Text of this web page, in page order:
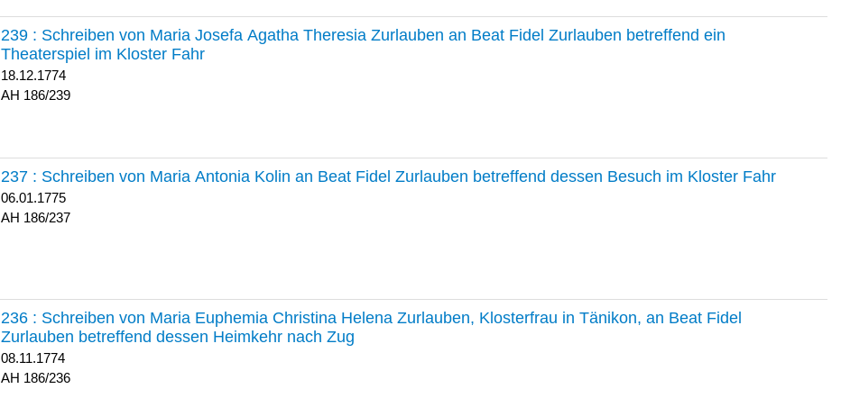
239 : Schreiben von Maria Josefa Agatha Theresia Zurlauben an Beat Fidel Zurlauben betreffend ein
Theaterspiel im Kloster Fahr
18.12.1774
186/239
237 : Schreiben von Maria Antonia Kolin an Beat Fidel Zurlauben betreffend dessen Besuch im Kloster Fahr
06.01.1775
186/237
236 : Schreiben von Maria Euphemia Christina Helena Zurlauben, Klosterfrau in Tänikon, an Beat Fidel
Zurlauben betreffend dessen Heimkehr nach Zug
08.11.1774
186/236